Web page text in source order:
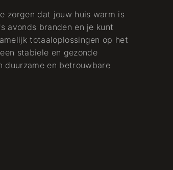
zorgen dat jouw huis warm is
avonds branden en je kunt
totaaloplossingen op het
stabiele en gezonde
duurzame en betrouwbare